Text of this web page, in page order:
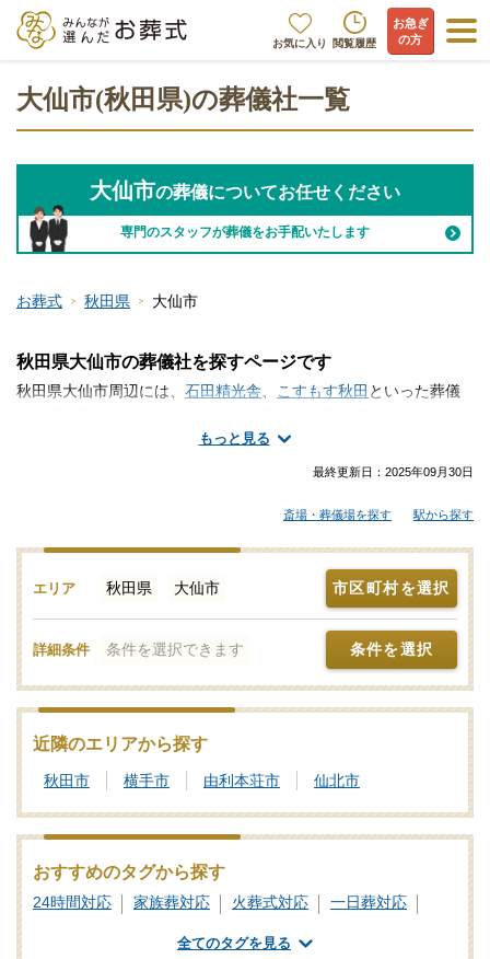
お気に入り 閲覧履歴
お急ぎ
の方
大仙市(秋田県)の葬儀社一覧
大仙市の葬儀についてお任せください
専門のスタッフが葬儀をお手配いたします
お葬式 秋田県 大仙市
もっと見る
秋田県大仙市の葬儀社を探すページです
秋田県大仙市周辺には、 石田精光舎、 こすもす秋田 といった葬儀
お探しですか？火葬のみ、一日葬、家族葬、一般的なお葬式な
ど、手厚く真心のこもったサービスが魅力の葬儀屋さんから大規
選択することが大切です。各葬儀屋さんの特徴、おすすめの葬儀
社などをご覧ください。「みんなが選んだお葬式」では、基準を
満たした大仙市対応の葬儀社・葬儀屋さんをご紹介しておりま
す。少しでもご不明点などがあれば、些細と思われることでも遠
慮なく、24時間365日お電話でご相談いただけます。大仙市の葬儀
社を比較検討の際に「信頼のおける葬儀屋さんはどこ？」などの
んをご案内いたしますので、あわせて新サービスなどの最新情報
をチェックするなど、しっかりと情報収集を行って信頼のおけそ
うな葬儀会社を探しましょう。
最終更新日： 2025年09月30日
斎場・葬儀場を探す 駅から探す
エリア 秋田県 大仙市 市区町村を選択
詳細条件 条件を選択できます 条件を選択
近隣のエリアから探す
秋田市 横手市 由利本荘市 仙北市
おすすめのタグから探す
24時間対応 家族葬対応 火葬式対応
一日葬対応
ご遺体あずかり 専用斎場あり
全てのタグを見る